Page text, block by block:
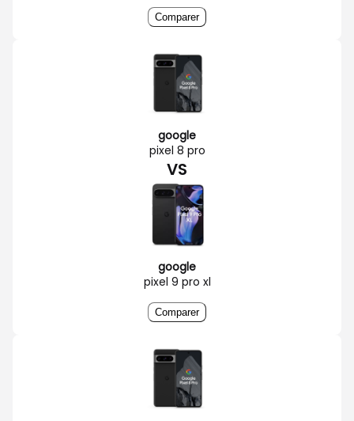
Comparer
google
pixel 8 pro
VS
google
pixel 9 pro xl
Comparer